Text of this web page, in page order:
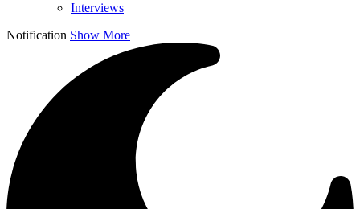
Interviews
Notification Show More